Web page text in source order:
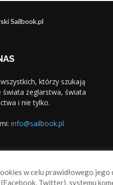
którzy szukają
żeglarstwa, świata
i nie tylko.
info@sailbook.pl
w celu prawidłowego
Twitter), systemu